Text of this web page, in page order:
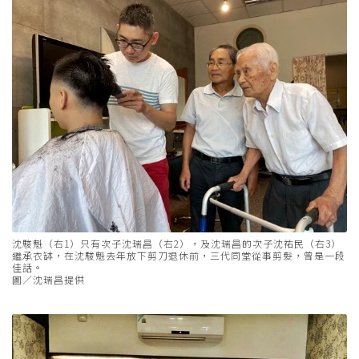
沈駿魁（右1）只有次子沈瑞昌（右2），及沈瑞昌的次子沈祐民（右3）
繼承衣缽，在沈駿魁去年放下剪刀退休前，三代同堂從事剪髮，曾是一段
佳話。
圖／沈瑞昌提供